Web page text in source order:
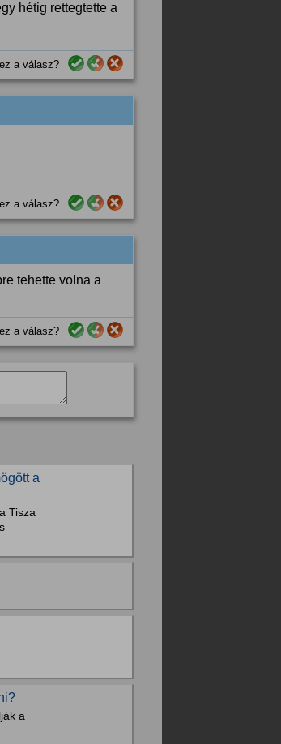
hétig rettegtette a
a válasz?
a válasz?
tehette volna a
a válasz?
a
Tisza
a